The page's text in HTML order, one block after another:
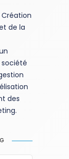
Création
de la
société
des